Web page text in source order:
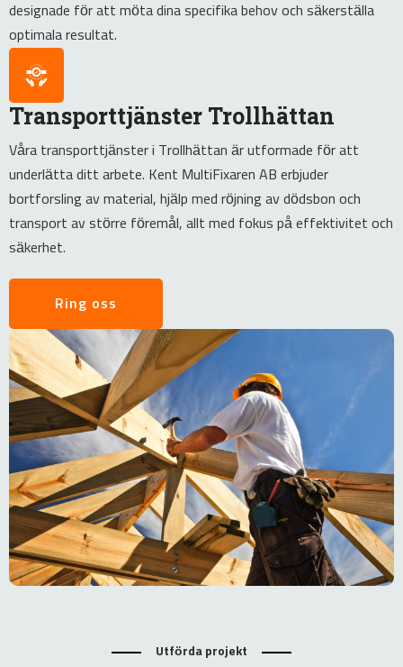
designade för att möta dina specifika behov och säkerställa
optimala resultat.
Transporttjänster Trollhättan
Våra transporttjänster i Trollhättan är utformade för att
underlätta ditt arbete. Kent MultiFixaren AB erbjuder
bortforsling av material, hjälp med röjning av dödsbon och
transport av större föremål, allt med fokus på effektivitet och
säkerhet.
Ring oss
Utförda projekt